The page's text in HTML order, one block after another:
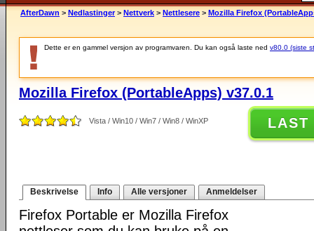
AfterDawn > Nedlastinger > Nettverk > Nettlesere > Mozilla Firefox
Dette er en gammel versjon av programvaren. Du kan også laste ned v80.0 (siste
Mozilla Firefox (PortableApps) v37.0.1
Vista / Win10 / Win7 / Win8 / WinXP LAST
Beskrivelse Info Alle versjoner Anmeldelser
Firefox Portable er Mozilla Firefox